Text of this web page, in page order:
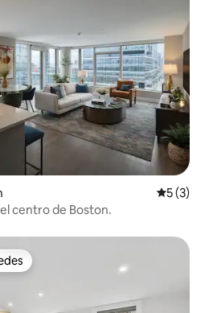
5 (3)
centro de Boston.
preferido